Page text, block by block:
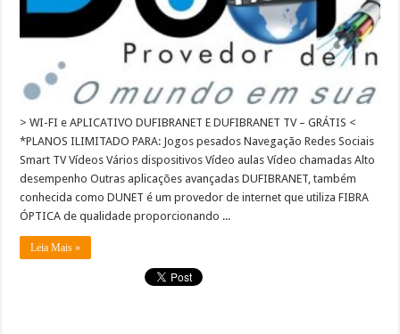
> WI-FI e APLICATIVO DUFIBRANET E DUFIBRANET TV – GRÁTIS <
*PLANOS ILIMITADO PARA: Jogos pesados Navegação Redes Sociais
Smart TV Vídeos Vários dispositivos Vídeo aulas​ Vídeo chamadas Alto
desempenho Outras aplicações avançadas DUFIBRANET, também
conhecida como DUNET é um provedor de internet que utiliza FIBRA
ÓPTICA de qualidade proporcionando ...
Leia Mais »